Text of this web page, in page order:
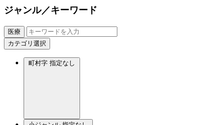
ジャンル／キーワード
医療
カテゴリ選択
町村字 指定なし